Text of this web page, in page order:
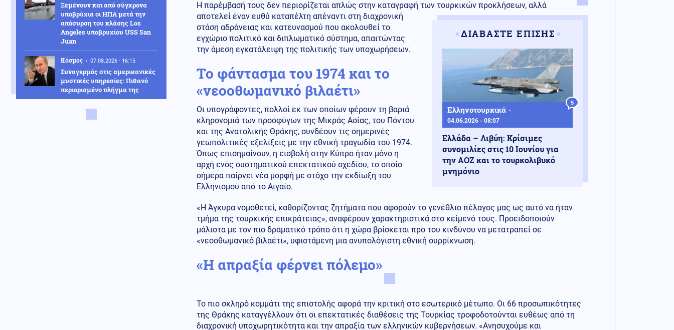
ΔΙΑΒΑΣΤΕ ΕΠΙΣΗΣ
Ελληνοτουρκικά
04.06.2026 - 08:07
5
Ελλάδα – Λιβύη: Κρίσιμες
συνομιλίες στις 10 Ιουνίου για
την ΑΟΖ και το τουρκολιβυκό
μνημόνιο
Η παρέμβασή τους δεν περιορίζεται απλώς στην καταγραφή των τουρκικών προκλήσεων, αλλά
αποτελεί έναν ευθύ καταπέλτη απέναντι στη διαχρονική
στάση αδράνειας και κατευνασμού που ακολουθεί το
εγχώριο πολιτικό και διπλωματικό σύστημα, απαιτώντας
την άμεση εγκατάλειψη της πολιτικής των υποχωρήσεων.
Το φάντασμα του 1974 και το
«νεοοθωμανικό βιλαέτι»
Οι υπογράφοντες, πολλοί εκ των οποίων φέρουν τη βαριά
κληρονομιά των προσφύγων της Μικράς Ασίας, του Πόντου
και της Ανατολικής Θράκης, συνδέουν τις σημερινές
γεωπολιτικές εξελίξεις με την εθνική τραγωδία του 1974.
Όπως επισημαίνουν, η εισβολή στην Κύπρο ήταν μόνο η
αρχή ενός συστηματικού επεκτατικού σχεδίου, το οποίο
σήμερα παίρνει νέα μορφή με στόχο την εκδίωξη του
Ελληνισμού από το Αιγαίο.
«Η Άγκυρα νομοθετεί, καθορίζοντας ζητήματα που αφορούν το γενέθλιο πέλαγος μας ως αυτό να ήταν
τμήμα της τουρκικής επικράτειας», αναφέρουν χαρακτηριστικά στο κείμενό τους. Προειδοποιούν
μάλιστα με τον πιο δραματικό τρόπο ότι η χώρα βρίσκεται προ του κινδύνου να μετατραπεί σε
«νεοοθωμανικό βιλαέτι», υφιστάμενη μια ανυπολόγιστη εθνική συρρίκνωση.
«Η απραξία φέρνει πόλεμο»
Το πιο σκληρό κομμάτι της επιστολής αφορά την κριτική στο εσωτερικό μέτωπο. Οι 66 προσωπικότητες
της Θράκης καταγγέλλουν ότι οι επεκτατικές διαθέσεις της Τουρκίας τροφοδοτούνται ευθέως από τη
διαχρονική υποχωρητικότητα και την απραξία των ελληνικών κυβερνήσεων. «Ανησυχούμε και
Ξεμένουν και από σύγχρονα
υποβρύχια οι ΗΠΑ μετά την
απόσυρση του κλάσης Los
Angeles υποβρυχίου USS San
Juan
Κόσμος 07.08.2026 - 16:15
Συναγερμός στις αμερικανικές
μυστικές υπηρεσίες: Πιθανό
περιορισμένο πλήγμα της
Μόσχας σε μέλος του ΝΑΤΟ
07.08.2026 - 16:01